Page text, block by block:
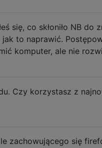
się, co skłoniło NB do
to naprawić.
komputer, ale nie
Czy korzystasz z
zachowującego się